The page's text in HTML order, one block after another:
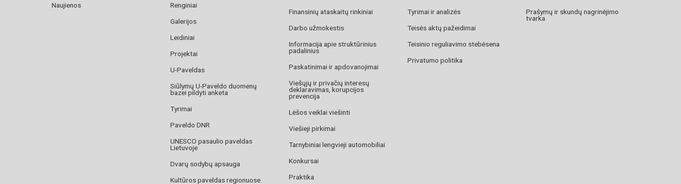
Naujienos Renginiai
Galerijos
Leidiniai
Projektai
U-Paveldas
Siūlymų U-Paveldo duomenų
bazei pildyti anketa
Tyrimai
Paveldo DNR
UNESCO pasaulio paveldas
Lietuvoje
Dvarų sodybų apsauga
Kultūros paveldas regionuose
Finansinių ataskaitų rinkiniai
Darbo užmokestis
Informacija apie struktūrinius
padalinius
Paskatinimai ir apdovanojimai
Viešųjų ir privačių interesų
deklaravimas, korupcijos
prevencija
Lėšos veiklai viešinti
Viešieji pirkimai
Tarnybiniai lengvieji automobiliai
Konkursai
Praktika
Tyrimai ir analizės
Teisės aktų pažeidimai
Teisinio reguliavimo stebėsena
Privatumo politika
Prašymų ir skundų nagrinėjimo
tvarka